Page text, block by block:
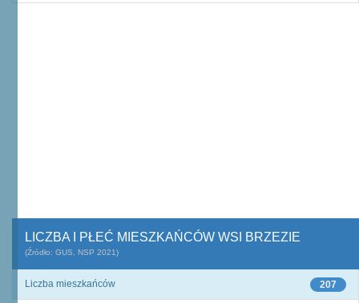
LICZBA I PŁEĆ MIESZKAŃCÓW WSI BRZEZIE
(Źródło: GUS, NSP 2021)
207
Liczba mieszkańców